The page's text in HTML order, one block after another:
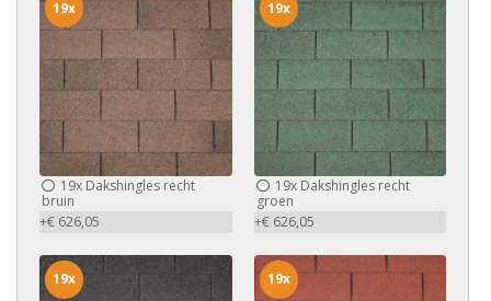
19x Dakshingles recht
bruin
+€ 626,05
19x
19xDakshingles recht
groen
+€ 626,05
19x
19x 19x